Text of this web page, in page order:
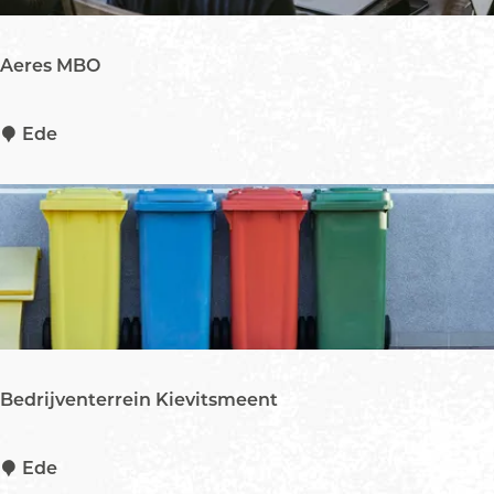
r
e
Aeres MBO
A
r
s
B
Ede
Bedrijventerrein Kievitsmeent
B Ede